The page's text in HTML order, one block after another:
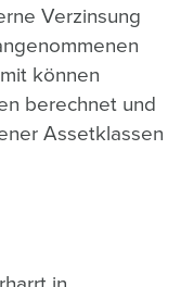
Verzinsung
können
berechnet und
Assetklassen